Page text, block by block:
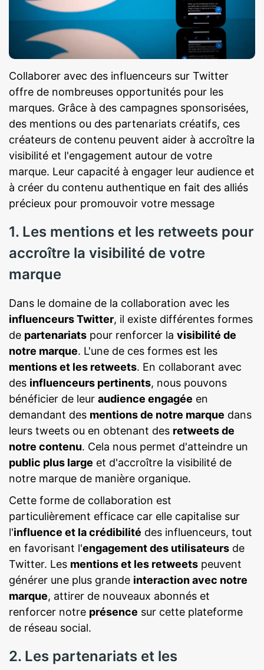
Collaborer avec des influenceurs sur Twitter
offre de nombreuses opportunités pour les
marques. Grâce à des campagnes sponsorisées,
des mentions ou des partenariats créatifs, ces
créateurs de contenu peuvent aider à accroître la
visibilité et l'engagement autour de votre
marque. Leur capacité à engager leur audience et
à créer du contenu authentique en fait des alliés
précieux pour promouvoir votre message
1. Les mentions et les retweets pour
accroître la visibilité de votre
marque
Dans le domaine de la collaboration avec les
influenceurs Twitter, il existe différentes formes
de partenariats pour renforcer la visibilité de
notre marque. L'une de ces formes est les
mentions et les retweets. En collaborant avec
des influenceurs pertinents, nous pouvons
bénéficier de leur audience engagée en
demandant des mentions de notre marque dans
leurs tweets ou en obtenant des retweets de
notre contenu. Cela nous permet d'atteindre un
public plus large et d'accroître la visibilité de
notre marque de manière organique.
Cette forme de collaboration est
particulièrement efficace car elle capitalise sur
l'influence et la crédibilité des influenceurs, tout
en favorisant l'engagement des utilisateurs de
Twitter. Les mentions et les retweets peuvent
générer une plus grande interaction avec notre
marque, attirer de nouveaux abonnés et
renforcer notre présence sur cette plateforme
de réseau social.
2. Les partenariats et les